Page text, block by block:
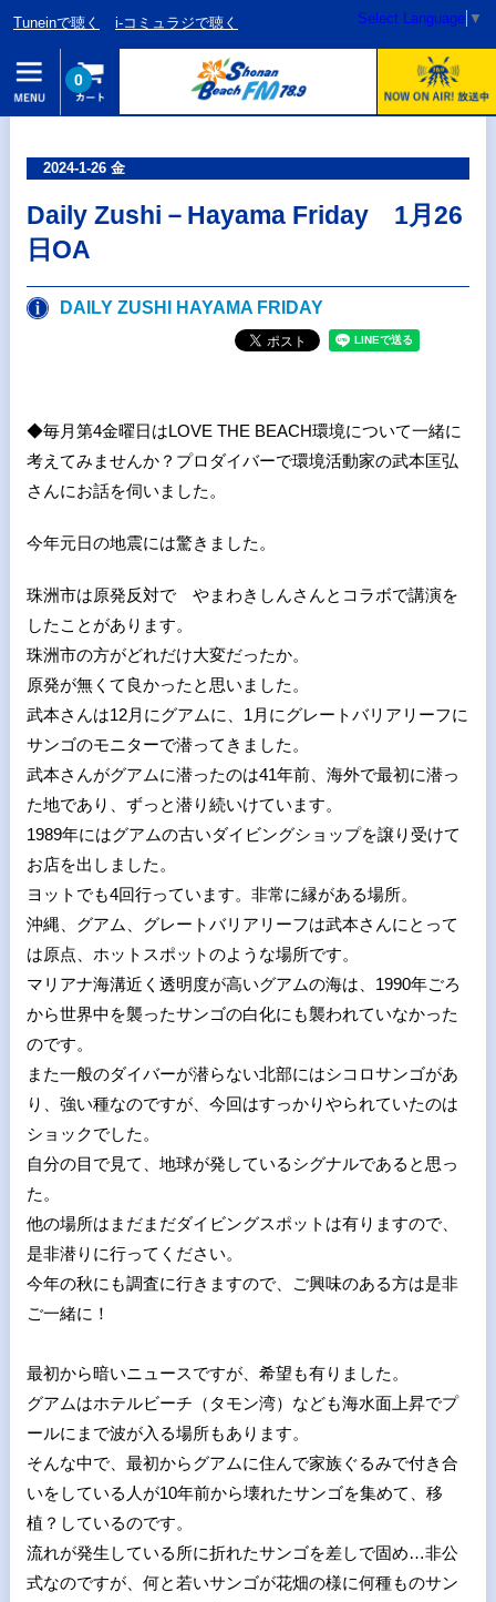
Tuneinで聴く i-コミュラジで聴く Select Language ▼
0
2024-1-26 金
Daily Zushi－Hayama Friday 1月26
日OA
DAILY ZUSHI HAYAMA FRIDAY
◆毎月第4金曜日はLOVE THE BEACH環境について一緒に
考えてみませんか？プロダイバーで環境活動家の武本匡弘
さんにお話を伺いました。
今年元日の地震には驚きました。
珠洲市は原発反対で やまわきしんさんとコラボで講演を
したことがあります。
珠洲市の方がどれだけ大変だったか。
原発が無くて良かったと思いました。
武本さんは12月にグアムに、 1 月にグレートバリアリーフに
サンゴのモニターで潜ってきました。
武本さんがグアムに潜ったのは41年前、海外で最初に潜っ
た地であり、ずっと潜り続いけています。
1989年にはグアムの古いダイビングショップを譲り受けて
お店を出しました。
ヨットでも4回行っています。非常に縁がある場所。
沖縄、グアム、グレートバリアリーフは武本さんにとって
は原点、ホットスポットのような場所です。
マリアナ海溝近く透明度が高いグアムの海は、 1990年ごろ
から世界中を襲ったサンゴの白化にも襲われていなかった
のです。
また一般のダイバーが潜らない北部にはシコロサンゴがあ
り、強い種なのですが、今回はすっかりやられていたのは
ショックでした。
自分の目で見て、地球が発しているシグナルであると思っ
た。
他の場所はまだまだダイビングスポットは有りますので、
是非潜りに行ってください。
今年の秋にも調査に行きますので、ご興味のある方は是非
ご一緒に！
最初から暗いニュースですが、希望も有りました。
グアムはホテルビーチ（タモン湾）なども海水面上昇でプ
ールにまで波が入る場所もあります。
そんな中で、最初からグアムに住んで家族ぐるみで付き合
いをしている人が10年前から壊れたサンゴを集めて、移
植？しているのです。
流れが発生している所に折れたサンゴを差しで固め…非公
式なのですが、何と若いサンゴが花畑の様に何種ものサン